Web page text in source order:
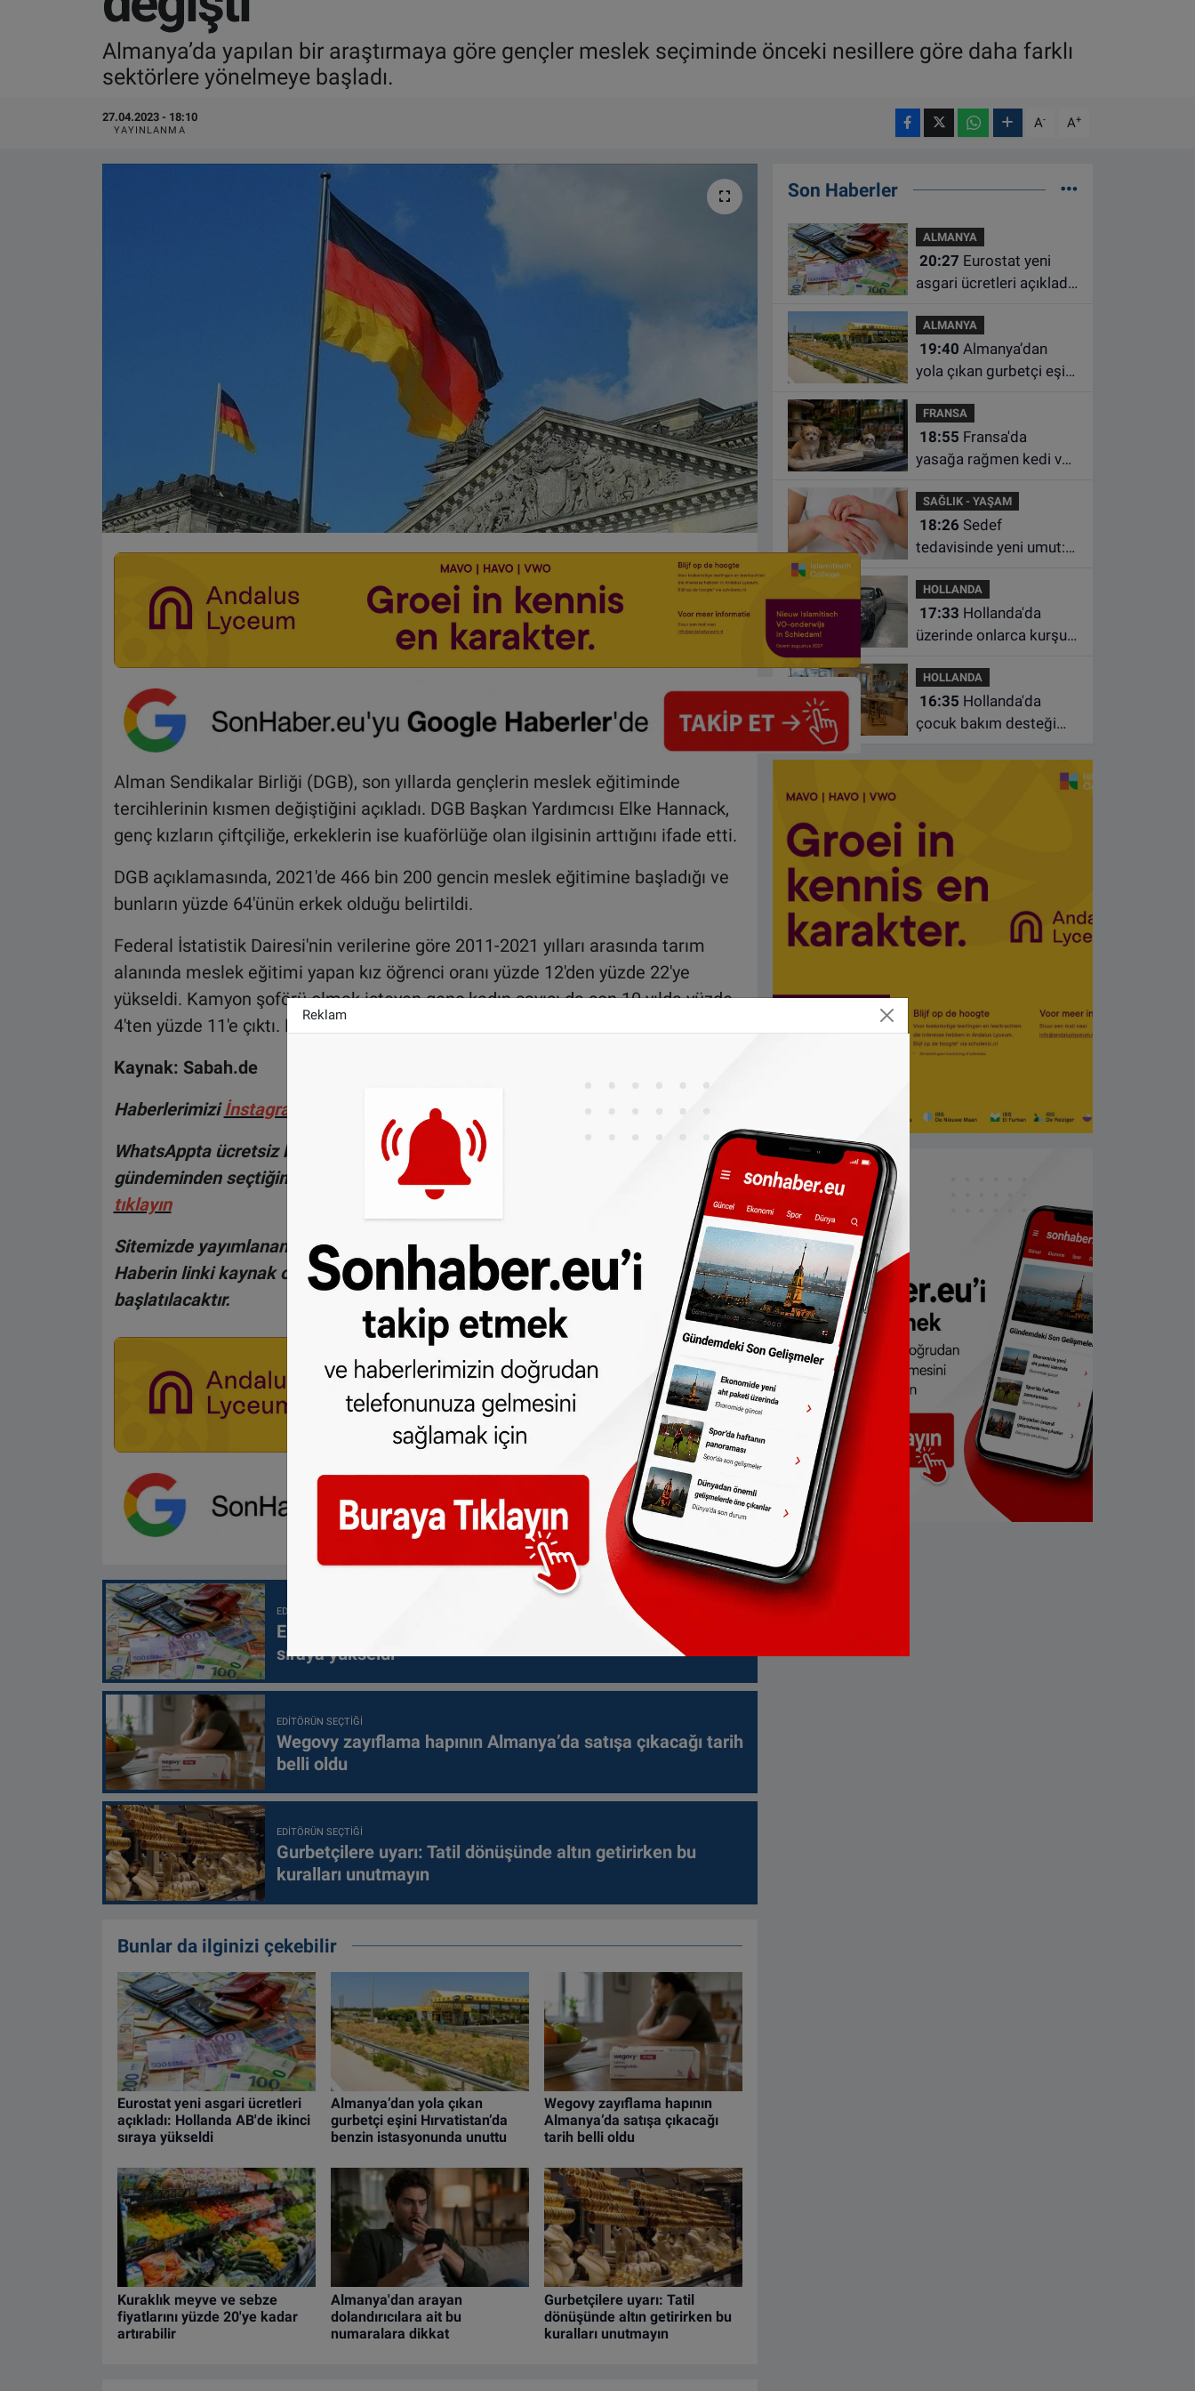
Almanya’da yapılan bir araştırmaya göre gençler meslek seçiminde önceki nesillere göre daha farklı
sektörlere yönelmeye başladı.
27.04.2023 - 18:10
YAYINLANMA A- A+
Alman Sendikalar Birliği (DGB), son yıllarda gençlerin meslek eğitiminde
tercihlerinin kısmen değiştiğini açıkladı. DGB Başkan Yardımcısı Elke Hannack,
genç kızların çiftçiliğe, erkeklerin ise kuaförlüğe olan ilgisinin arttığını ifade etti.
DGB açıklamasında, 2021'de 466 bin 200 gencin meslek eğitimine başladığı ve
bunların yüzde 64'ünün erkek olduğu belirtildi.
Federal İstatistik Dairesi'nin verilerine göre 2011-2021 yılları arasında tarım
alanında meslek eğitimi yapan kız öğrenci oranı yüzde 12'den yüzde 22'ye
yükseldi. Kamyon şoförü olmak isteyen genç kadın sayısı da son 10 yılda yüzde
4'ten yüzde 11'e çıktı. Kuaför olmak isteyen erkek sayısı ise üç kata yakın arttı.
Kaynak: Sabah.de
Haberlerimiziİnstagram hesabımızdan
da takip edebilirsiniz.
WhatsAppta ücretsiz bültenimize abone olun, Hollanda ve diğer Avrupa ülkeleri
gündeminden seçtiğimiz haberler her gün telefonunuza gelsin!
Abone olmak için
tıklayın
Sitemizde yayımlanan haberlerin her türlü hakkı
’ya aittir.
Haberin linki kaynak olarak gösterilmeden alınan haberler için hukuki işlem
başlatılacaktır.
EDITÖRÜN SEÇTIĞI
Eurostat yeni asgari ücretleri açıkladı: Hollanda AB'de ikinci
sıraya yükseldi
EDITÖRÜN SEÇTIĞI
Wegovy zayıflama hapının Almanya’da satışa çıkacağı tarih
belli oldu
EDITÖRÜN SEÇTIĞI
Gurbetçilere uyarı: Tatil dönüşünde altın getirirken bu
kuralları unutmayın
Bunlar da ilginizi çekebilir
Eurostat yeni asgari ücretleri
açıkladı: Hollanda AB'de ikinci
sıraya yükseldi
Almanya’dan yola çıkan
gurbetçi eşini Hırvatistan’da
benzin istasyonunda unuttu
Wegovy zayıflama hapının
Almanya’da satışa çıkacağı
tarih belli oldu
Kuraklık meyve ve sebze
fiyatlarını yüzde 20'ye kadar
artırabilir
Almanya'dan arayan
dolandırıcılara ait bu
numaralara dikkat
Gurbetçilere uyarı: Tatil
dönüşünde altın getirirken bu
kuralları unutmayın
Son Haberler
ALMANYA
20:27
asgari ücretleri açıkladı:
sıraya yükseldi
ALMANYA
19:40
yola çıkan gurbetçi eşini
istasyonunda unuttu
FRANSA
18:55
yasağa rağmen kedi ve
shoplara hayvan başına
1.500 euro ceza
SAĞLIK - YAŞAM
18:26
tedavisinde yeni umut:
iyileşmediği bulundu
HOLLANDA
17:33
üzerinde onlarca kurşun
euroya satışa çıktı
HOLLANDA
16:35
çocuk bakım desteği
hâlâ ek ödeme yapıyor
ALGEMENE VOORWAARDEN
CONTACT
Çerez Politikası
Reklam